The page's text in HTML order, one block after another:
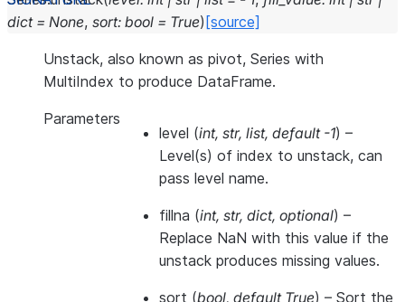
dict = None, sort: bool = True) [source]
Unstack, also known as pivot, Series with
MultiIndex to produce DataFrame.
Parameters
level (int, str, list, default -1) –
Level(s) of index to unstack, can
pass level name.
fillna (int, str, dict, optional) –
Replace NaN with this value if the
unstack produces missing values.
sort (bool, default True) – Sort the